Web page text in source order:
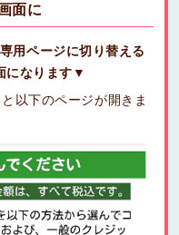
面に
用ページに切り替える
になります▼
以下のページが開きま